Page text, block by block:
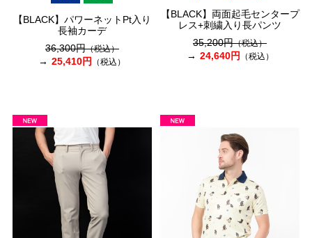
【BLACK】パワーネットPt入り
長袖カーデ
36,300円（税込）
25,410円 （税込）
【BLACK】両面起毛センタープ
レス+刺繍入り長パンツ
35,200円（税込）
24,640円 （税込）